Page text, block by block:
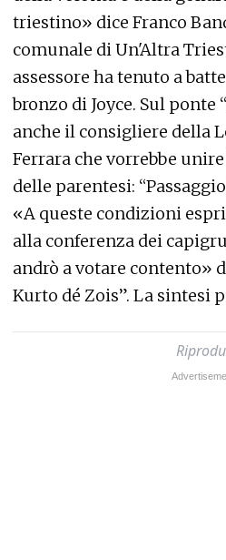
triestino» dice Franco
comunale di Un'Altra
assessore ha tenuto a
bronzo di Joyce. Sul ponte
anche il consigliere della
Ferrara che vorrebbe
delle parentesi:
«A queste condizioni
alla conferenza dei
andrò a votare contento»
Kurto dé Zois”. La sintesi